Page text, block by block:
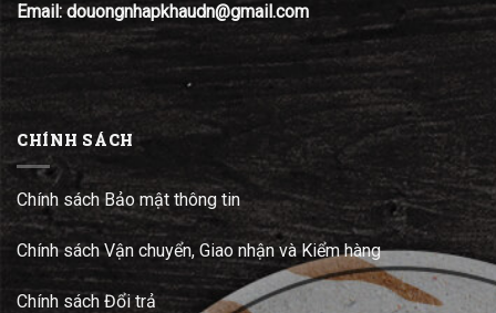
Email: douongnhapkhaudn@gmail.com
CHÍNH SÁCH
Chính sách Bảo mật thông tin
Chính sách Vận chuyển, Giao nhận và Kiểm hàng
Chính sách Đổi trả